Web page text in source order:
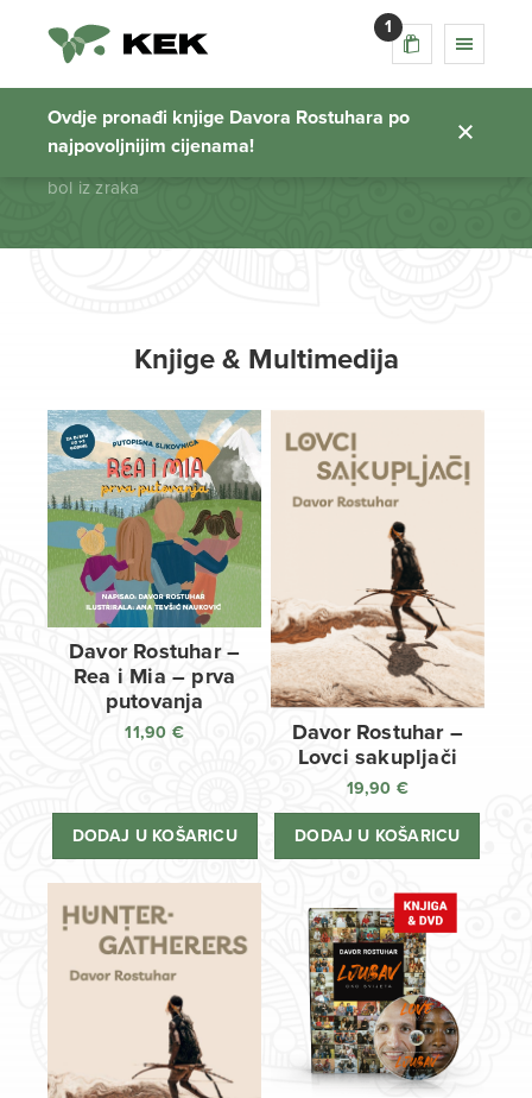
1
Ovdje pronađi knjige Davora Rostuhara po
najpovoljnijim cijenama!
bol iz zraka
Početna stranica
bol iz zraka
Knjige & Multimedija
Davor Rostuhar –
Rea i Mia – prva
putovanja
11,90 €
DODAJ U KOŠARICU
Davor Rostuhar –
Lovci sakupljači
19,90 €
DODAJ U KOŠARICU